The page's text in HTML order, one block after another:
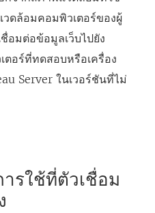
ดล้อมคอมพิวเตอร์ของผู้
อมต่อข้อมูลเว็บไปยัง
อร์ที่ทดสอบหรือเครื่อง
Server ในเวอร์ชันที่ไม่
รใช้ที่ตัวเชื่อม